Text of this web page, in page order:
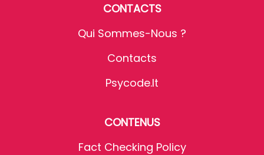
CONTACTS
Qui Sommes-Nous ?
Contacts
Psycode.it
CONTENUS
Fact Checking Policy